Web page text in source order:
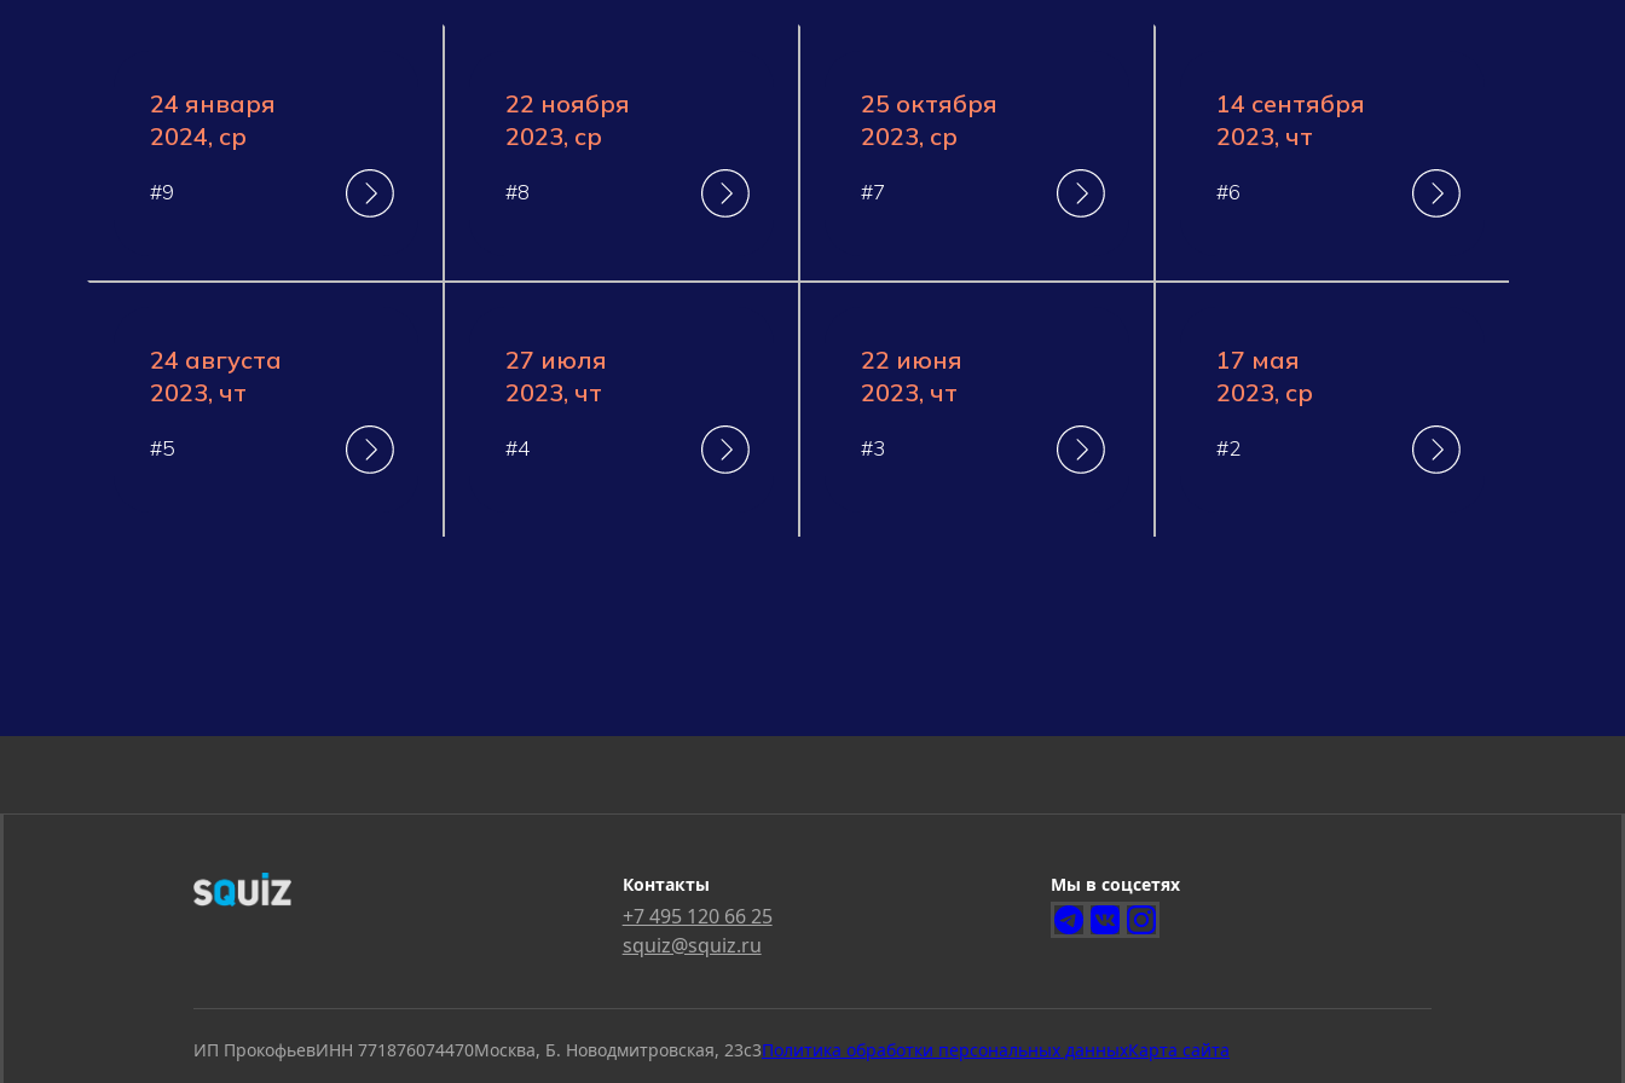
24 января
2024, ср
#9
22 ноября
2023, ср
#8
25 октября
2023, ср
#7
14 сентября
2023, чт
#6
24 августа
2023, чт
#5
27 июля
2023, чт
#4
22 июня
2023, чт
#3
17 мая
2023, ср
#2
Контакты
+7 495 120 66 25
squiz@squiz.ru
Мы в соцсетях
ИП ПрокофьевИНН 771876074470Москва, Б. Новодмитровская, 23с3Политика обработки персональных данныхКарта сайта